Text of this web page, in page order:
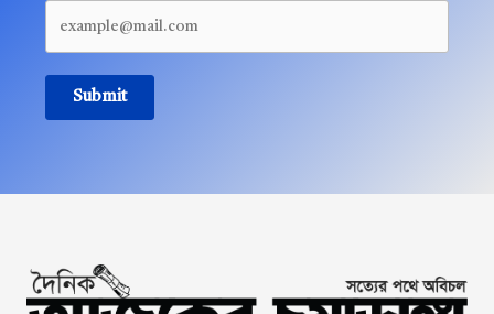
Submit